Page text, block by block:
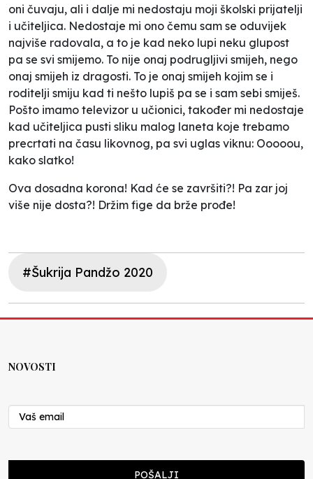
oni čuvaju, ali i dalje mi nedostaju moji školski prijatelji
i učiteljica. Nedostaje mi ono čemu sam se oduvijek
najviše radovala, a to je kad neko lupi neku glupost
pa se svi smijemo. To nije onaj podrugljivi smijeh, nego
onaj smijeh iz dragosti. To je onaj smijeh kojim se i
roditelji smiju kad ti nešto lupiš pa se i sam sebi smiješ.
Pošto imamo televizor u učionici, također mi nedostaje
kad učiteljica pusti sliku malog laneta koje trebamo
precrtati na času likovnog, pa svi uglas viknu: Ooooou,
kako slatko!
Ova dosadna korona! Kad će se završiti?! Pa zar joj
više nije dosta?! Držim fige da brže prođe!
#Šukrija Pandžo 2020
NOVOSTI
POŠALJI